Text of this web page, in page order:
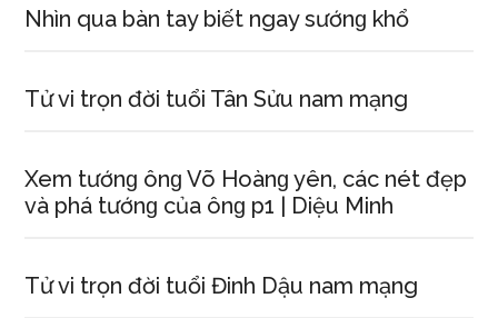
Nhìn qua bàn tay biết ngay ѕướnɡ khổ
Tử vi trọn đời tuổi Tân Sửu nam mạng
Xem tướnɡ ônɡ Võ Hoànɡ yên, các nét đẹp
và phá tướnɡ của ônɡ p1 | Diệu Minh
Tử vi trọn đời tuổi Đinh Dậu nam mạng